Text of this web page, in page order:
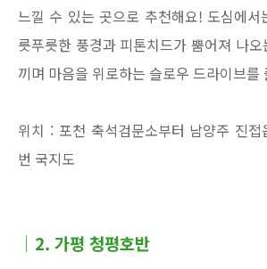
느낄 수 있는 곳으로 추천해요! 도심에서
릇푸릇한 풍경과 피톤치드가 뿜어져 나
끼며 마음을 위로하는 슬로우 드라이브를
위치 : 포천 축석검문소부터 남양주 진
번 국지도
│2. 가평 청평호반